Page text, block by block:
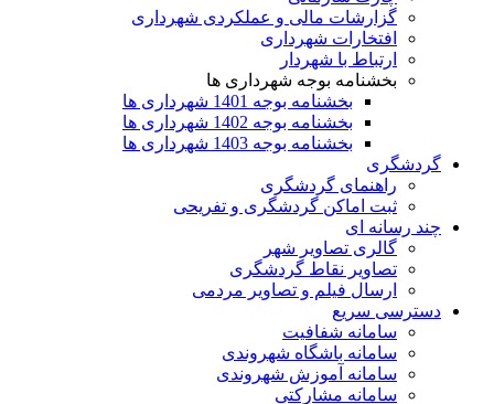
گزارشات مالی و عملکردی شهرداری
افتخارات شهرداری
ارتباط با شهردار
بخشنامه بوجه شهرداری ها
بخشنامه بوجه 1401 شهرداری ها
بخشنامه بوجه 1402 شهرداری ها
بخشنامه بوجه 1403 شهرداری ها
گردشگری
راهنمای گردشگری
ثبت اماکن گردشگری و تفریحی
چند رسانه ای
گالری تصاویر شهر
تصاویر نقاط گردشگری
ارسال فیلم و تصاویر مردمی
دسترسی سریع
سامانه شفافیت
سامانه باشگاه شهروندی
سامانه آموزش شهروندی
سامانه مشارکتی